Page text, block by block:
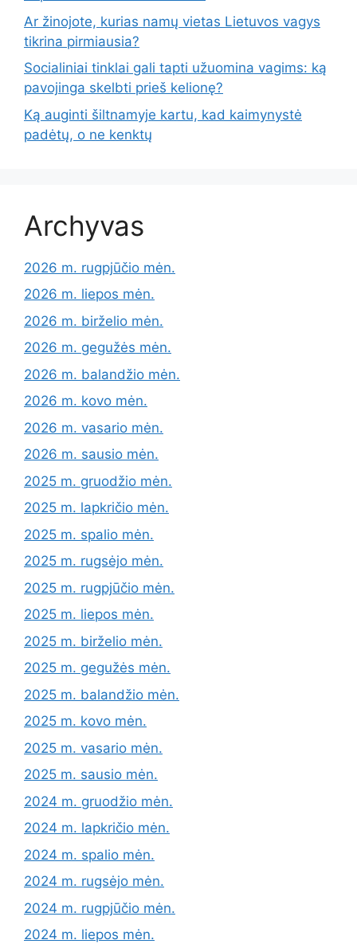
Ar žinojote, kurias namų vietas Lietuvos vagys
tikrina pirmiausia?
Socialiniai tinklai gali tapti užuomina vagims: ką
pavojinga skelbti prieš kelionę?
Ką auginti šiltnamyje kartu, kad kaimynystė
padėtų, o ne kenktų
Archyvas
2026 m. rugpjūčio mėn.
2026 m. liepos mėn.
2026 m. birželio mėn.
2026 m. gegužės mėn.
2026 m. balandžio mėn.
2026 m. kovo mėn.
2026 m. vasario mėn.
2026 m. sausio mėn.
2025 m. gruodžio mėn.
2025 m. lapkričio mėn.
2025 m. spalio mėn.
2025 m. rugsėjo mėn.
2025 m. rugpjūčio mėn.
2025 m. liepos mėn.
2025 m. birželio mėn.
2025 m. gegužės mėn.
2025 m. balandžio mėn.
2025 m. kovo mėn.
2025 m. vasario mėn.
2025 m. sausio mėn.
2024 m. gruodžio mėn.
2024 m. lapkričio mėn.
2024 m. spalio mėn.
2024 m. rugsėjo mėn.
2024 m. rugpjūčio mėn.
2024 m. liepos mėn.